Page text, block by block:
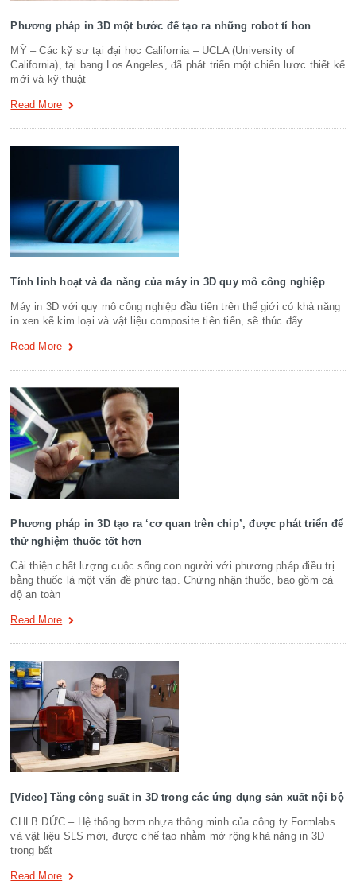
Phương pháp in 3D một bước để tạo ra những robot tí hon
MỸ – Các kỹ sư tại đại học California – UCLA (University of
California), tại bang Los Angeles, đã phát triển một chiến lược thiết kế
mới và kỹ thuật
Read More
Tính linh hoạt và đa năng của máy in 3D quy mô công nghiệp
Máy in 3D với quy mô công nghiệp đầu tiên trên thế giới có khả năng
in xen kẽ kim loại và vật liệu composite tiên tiến, sẽ thúc đẩy
Read More
Phương pháp in 3D tạo ra ‘cơ quan trên chip’, được phát triển để
thử nghiệm thuốc tốt hơn
Cải thiện chất lượng cuộc sống con người với phương pháp điều trị
bằng thuốc là một vấn đề phức tạp. Chứng nhận thuốc, bao gồm cả
độ an toàn
Read More
[Video] Tăng công suất in 3D trong các ứng dụng sản xuất nội bộ
CHLB ĐỨC – Hệ thống bơm nhựa thông minh của công ty Formlabs
và vật liệu SLS mới, được chế tạo nhằm mở rộng khả năng in 3D
trong bất
Read More